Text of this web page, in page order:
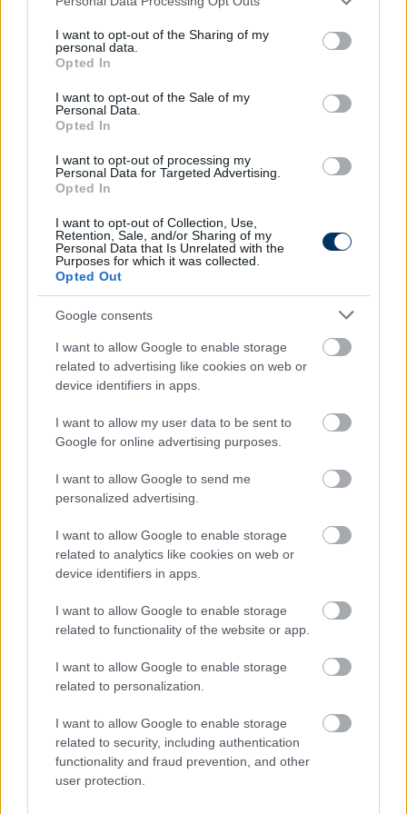
not limited to your visit or usage behaviour. You may click to
grant or deny consent to Google and its third-party tags to
use your data for below specified purposes in below Google
consent section.
I want to opt-out of the Sharing of my
personal data.
Opted In
I want to opt-out of the Sale of my
Personal Data.
Opted In
I want to opt-out of processing my
Personal Data for Targeted Advertising.
Opted In
I want to opt-out of Collection, Use,
Retention, Sale, and/or Sharing of my
Personal Data that Is Unrelated with the
Purposes for which it was collected.
Opted Out
Google consents
I want to allow Google to enable storage
related to advertising like cookies on web or
device identifiers in apps.
I want to allow my user data to be sent to
Google for online advertising purposes.
I want to allow Google to send me
personalized advertising.
I want to allow Google to enable storage
related to analytics like cookies on web or
device identifiers in apps.
I want to allow Google to enable storage
related to functionality of the website or app.
I want to allow Google to enable storage
related to personalization.
I want to allow Google to enable storage
related to security, including authentication
functionality and fraud prevention, and other
user protection.
helyszíne a 2026-os labdarúgó-világbajnokság
nyitómérkőzésének, a döntőnek pedig a New Jersey-
i MetLife Stadion. A június 11-én esedékes találkozó
színhelyét vasárnap este Gianni Infantino, a
jelentette be, majd a július 19-i döntő stadionját is
megnevezte.
A 87 523 néző befogadására alkalmas Azték